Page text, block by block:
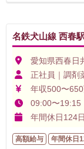
名鉄犬山線 西春
愛知県西春日
正社員｜調剤
年収500〜
09:00〜19:15
年間休日124
高額給与 年間休日